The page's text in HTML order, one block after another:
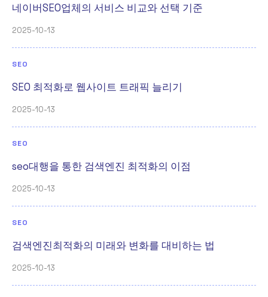
네이버SEO업체의 서비스 비교와 선택 기준
2025-10-13
SEO
SEO 최적화로 웹사이트 트래픽 늘리기
2025-10-13
SEO
seo대행을 통한 검색엔진 최적화의 이점
2025-10-13
SEO
검색엔진최적화의 미래와 변화를 대비하는 법
2025-10-13